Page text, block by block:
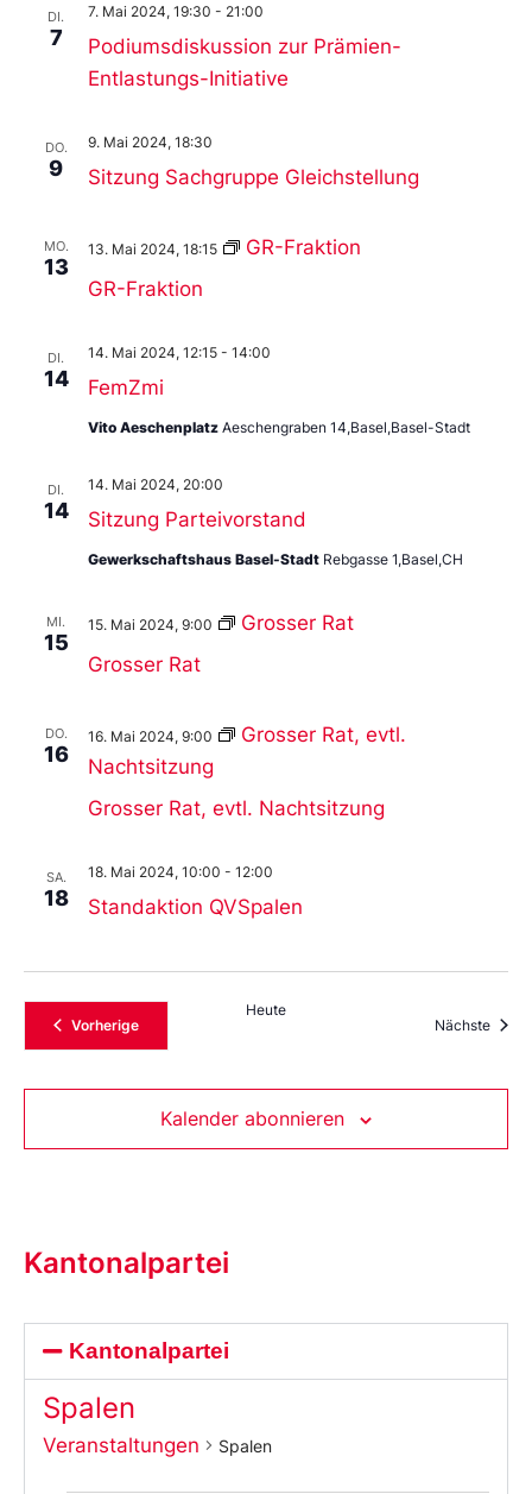
DI.
7
Podiumsdiskussion zur Prämien-
Entlastungs-Initiative
7. Mai 2024, 19:30 - 21:00
DO.
9 Sitzung Sachgruppe Gleichstellung
9. Mai 2024, 18:30
MO.
13
GR-Fraktion
13. Mai 2024, 18:15 GR-Fraktion
DI.
14 FemZmi
14. Mai 2024, 12:15 - 14:00
Vito Aeschenplatz Aeschengraben 14,Basel,Basel-Stadt
DI.
14 Sitzung Parteivorstand
14. Mai 2024, 20:00
Gewerkschaftshaus Basel-Stadt Rebgasse 1,Basel,CH
MI.
15
Grosser Rat
15. Mai 2024, 9:00 Grosser Rat
DO.
16
Grosser Rat, evtl. Nachtsitzung
16. Mai 2024, 9:00
Grosser Rat, evtl.
Nachtsitzung
SA.
18 Standaktion QVSpalen
18. Mai 2024, 10:00 - 12:00
VorherigeVeranstaltungen
Heute
Nächste
Kalender abonnieren
Kantonalpartei
Kantonalpartei
Spalen
Veranstaltungen Spalen